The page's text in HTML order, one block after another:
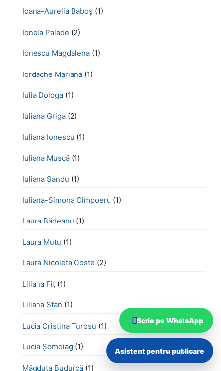
Ioana-Aurelia Baboș (1)
Ionela Palade (2)
Ionescu Magdalena (1)
Iordache Mariana (1)
Iulia Dologa (1)
Iuliana Griga (2)
Iuliana Ionescu (1)
Iuliana Muscă (1)
Iuliana Sandu (1)
Iuliana-Simona Cimpoeru (1)
Laura Bădeanu (1)
Laura Mutu (1)
Laura Nicoleta Coste (2)
Liliana Fiț (1)
Liliana Stan (1)
Lucia Cristina Turosu (1)
Lucia Șomoiag (1)
Măgduța Budurcă (1)
Scrie pe WhatsApp
Asistent pentru publicare